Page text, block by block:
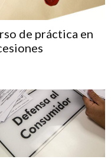
de práctica en